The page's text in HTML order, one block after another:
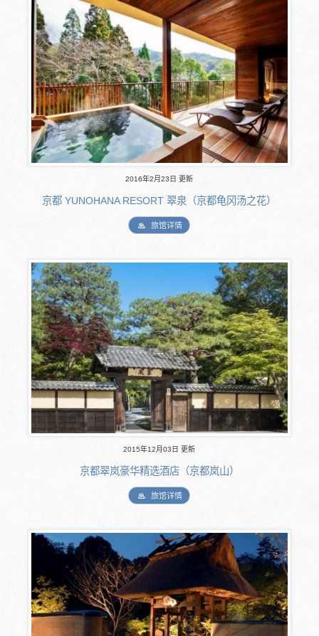
2016年2月23日 更新
京都 YUNOHANA RESORT 翠泉（京都龟冈汤之花）
旅馆详情
2015年12月03日 更新
京都翠岚豪华精选酒店（京都岚山）
旅馆详情